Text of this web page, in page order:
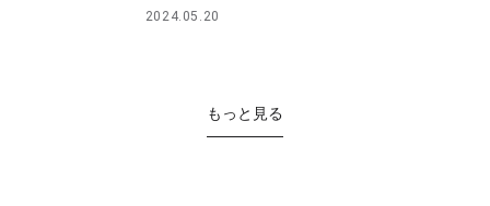
2024.05.20
もっと見る